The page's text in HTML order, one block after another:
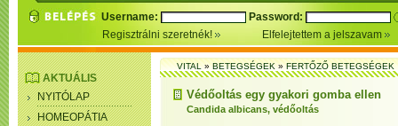
Username:
Password:
Regisztrálni szeretnék!
Elfelejtettem a jelszavam
AKTUÁLIS
NYITÓLAP
HOMEOPÁTIA
VITAL»BETEGSÉGEK»FERTŐZŐ BETEGSÉGEK
Védőoltás egy gyakori gomba ellen
Candida albicans, védőoltás